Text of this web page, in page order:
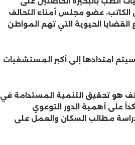
الكاتب، عضو مجلس أمناء التحالف
الحيوية التي تهم المواطن
امتدادها إلى أكبر المستشفيات
هو تحقيق التنمية المستدامة في
على أهمية الدور التوعوي
مطالب السكان والعمل على